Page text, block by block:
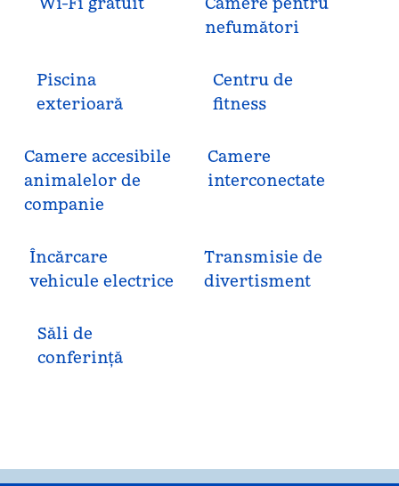
nefumători
Piscina
exterioară
Centru de
fitness
Camere accesibile
animalelor de
companie
Camere
interconectate
Încărcare
vehicule electrice
Transmisie de
divertisment
Săli de
conferință